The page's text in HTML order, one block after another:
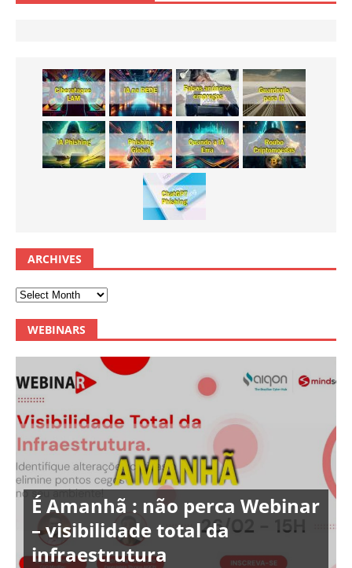
ARCHIVES
WEBINARS
É Amanhã : não perca Webinar
– visibilidade total da
infraestrutura